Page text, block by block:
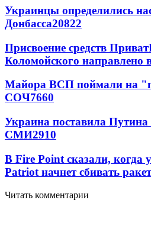
Украинцы определились
Донбасса20822
Присвоение средств
Коломойского направлено
Майора ВСП поймали на
СОЧ7660
Украина поставила
СМИ2910
В Fire Point сказали, когда
Patriot начнет сбивать
Читать комментарии